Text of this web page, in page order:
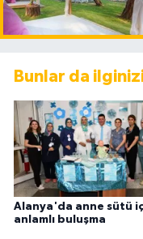
Bunlar da
Alanya'da anne sütü
anlamlı buluşma